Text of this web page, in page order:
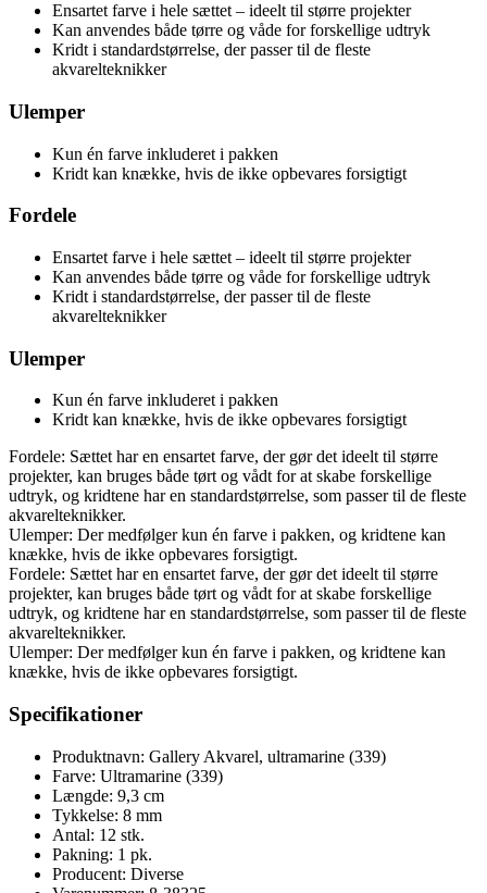
Ensartet farve i hele sættet – ideelt til større projekter
Kan anvendes både tørre og våde for forskellige udtryk
Kridt i standardstørrelse, der passer til de fleste
akvarelteknikker
Ulemper
Kun én farve inkluderet i pakken
Kridt kan knække, hvis de ikke opbevares forsigtigt
Fordele
Ensartet farve i hele sættet – ideelt til større projekter
Kan anvendes både tørre og våde for forskellige udtryk
Kridt i standardstørrelse, der passer til de fleste
akvarelteknikker
Ulemper
Kun én farve inkluderet i pakken
Kridt kan knække, hvis de ikke opbevares forsigtigt
Fordele: Sættet har en ensartet farve, der gør det ideelt til større
projekter, kan bruges både tørt og vådt for at skabe forskellige
udtryk, og kridtene har en standardstørrelse, som passer til de fleste
akvarelteknikker.
Ulemper: Der medfølger kun én farve i pakken, og kridtene kan
knække, hvis de ikke opbevares forsigtigt.
Fordele: Sættet har en ensartet farve, der gør det ideelt til større
projekter, kan bruges både tørt og vådt for at skabe forskellige
udtryk, og kridtene har en standardstørrelse, som passer til de fleste
akvarelteknikker.
Ulemper: Der medfølger kun én farve i pakken, og kridtene kan
knække, hvis de ikke opbevares forsigtigt.
Specifikationer
Produktnavn: Gallery Akvarel, ultramarine (339)
Farve: Ultramarine (339)
Længde: 9,3 cm
Tykkelse: 8 mm
Antal: 12 stk.
Pakning: 1 pk.
Producent: Diverse